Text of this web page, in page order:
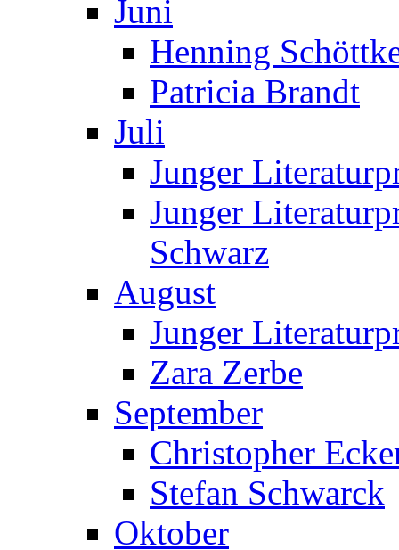
Juni
Henning
Patricia Brandt
Juli
Junger
Junger
Schwarz
August
Junger
Zara Zerbe
September
Christopher
Stefan Schwarck
Oktober